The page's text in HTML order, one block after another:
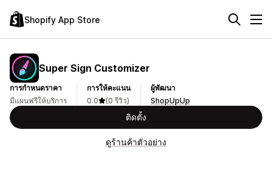
Shopify App Store
Super Sign Customizer
การกำหนดราคา
มีแผนฟรีให้บริการ
การให้คะแนน
0.0
(0 รีวิว)
ผู้พัฒนา
ShopUpUp
ติดตั้ง
ดูร้านค้าตัวอย่าง